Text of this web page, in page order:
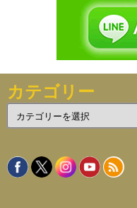
カテゴリー
テ
リ
ー